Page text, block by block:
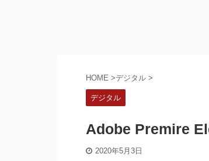
HOME >デジタル >
デジタル
Adobe Premire
2020年5月3日